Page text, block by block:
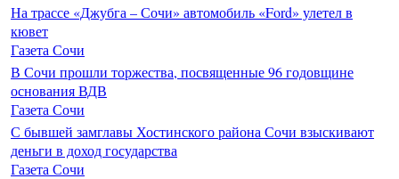
На трассе «Джубга – Сочи» автомобиль «Ford» улетел в
кювет
Газета Сочи
В Сочи прошли торжества, посвященные 96 годовщине
основания ВДВ
Газета Сочи
С бывшей замглавы Хостинского района Сочи взыскивают
деньги в доход государства
Газета Сочи